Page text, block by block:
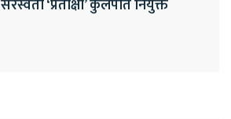
सरस्वती ‘प्रतीक्षा’ कुलपति नियुक्त